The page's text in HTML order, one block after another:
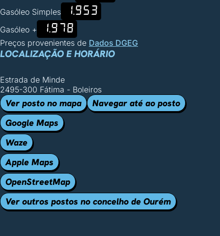
Gasóleo Simples 1.953
Gasóleo + 1.978
Preços provenientes de Dados DGEG
LOCALIZAÇÃO E HORÁRIO
Estrada de Minde
2495-300 Fátima - Boleiros
Ver posto no mapa
Navegar até ao posto
Google Maps
Waze
Apple Maps
OpenStreetMap
Ver outros postos no concelho de Ourém